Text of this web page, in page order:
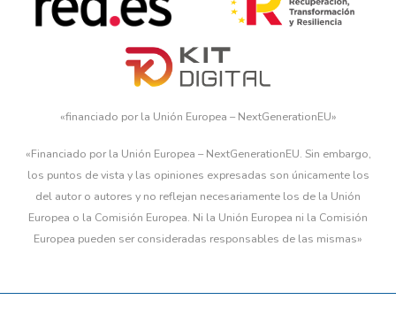
«financiado por la Unión Europea – NextGenerationEU»
«Financiado por la Unión Europea – NextGenerationEU. Sin embargo,
los puntos de vista y las opiniones expresadas son únicamente los
del autor o autores y no reflejan necesariamente los de la Unión
Europea o la Comisión Europea. Ni la Unión Europea ni la Comisión
Europea pueden ser consideradas responsables de las mismas»